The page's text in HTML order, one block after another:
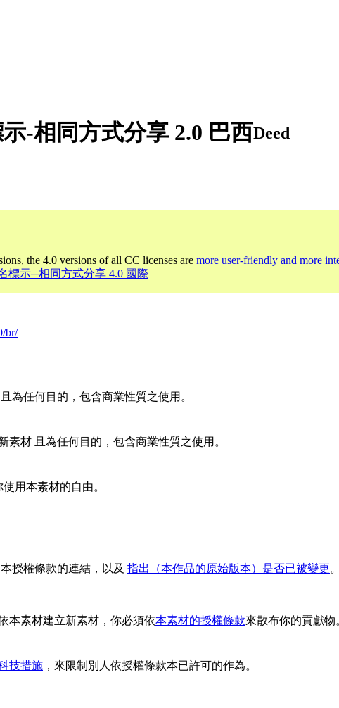
-相同方式分享 2.0 巴西Deed
the 4.0 versions of all CC licenses are more user-friendly and more
標示─相同方式分享 4.0 國際
br/
為任何目的，包含商業性質之使用。
材 且為任何目的，包含商業性質之使用。
用本素材的自由。
本授權條款的連結，以及 指出（本作品的原始版本）是否已被變更
本素材建立新素材，你必須依本素材的授權條款來散布你的貢獻物
技措施 ，來限制別人依授權條款本已許可的作為。